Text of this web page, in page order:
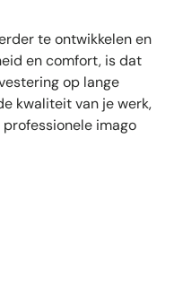
te ontwikkelen en
en comfort, is dat
op lange
kwaliteit van je werk,
imago